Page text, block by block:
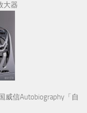
大器
威信Autobiography「自